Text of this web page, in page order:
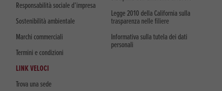
Responsabilità sociale d’impresa
Sostenibilità ambientale
Marchi commerciali
Termini e condizioni
Legge 2010 della California sulla
trasparenza nelle filiere
Informativa sulla tutela dei dati
personali
LINK VELOCI
Trova una sede